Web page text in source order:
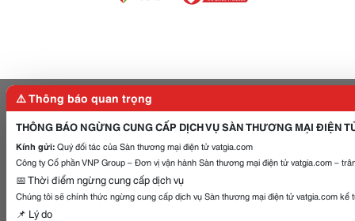
⚠️ Thông báo quan trọng
THÔNG BÁO NGỪNG CUNG CẤP DỊCH VỤ SÀN THƯƠNG MẠI ĐIỆN
Kính gửi:Quý đối tác của Sàn thương mại điện tử vatgia.com
Công ty Cổ phần VNP Group – Đơn vị vận hành Sàn thương mại điện tử vatgia.com –
📅 Thời điểm ngừng cung cấp dịch vụ
Chúng tôi sẽ chính thức ngừng cung cấp dịch vụ Sàn thương mại điện tử vatgia.com kể
📌 Lý do